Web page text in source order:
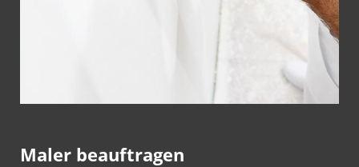
Maler beauftragen